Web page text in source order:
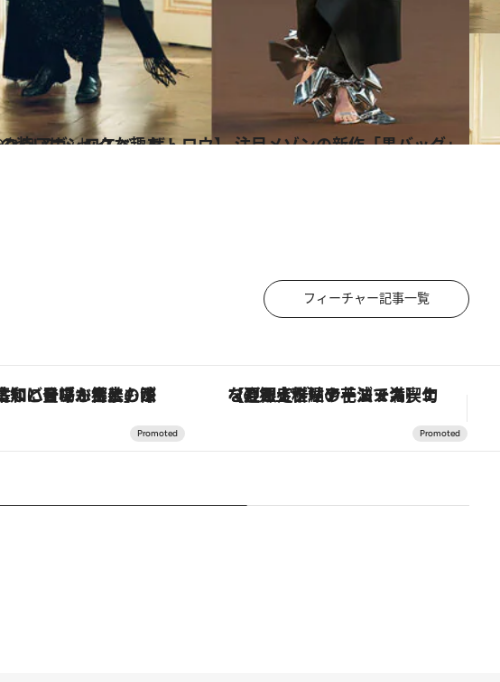
、ザ・ロウ】 注目メゾンの新作「黒バッグ」3選 秋の装いにシックな趣を！
＆ エッセイ
フィーチャー記事一覧
「土佐和ハーブかき氷」がOMO7高知に登場！生姜、山椒、大葉など目にも舌にも涼を呼ぶ郷土の味 【夏限定ディナーコース】旬を迎える稚鮎や花ズッキーニなどをイタリア・トスカーナの郷土料理の手法で満喫！